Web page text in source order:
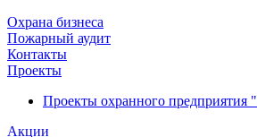
Охрана бизнеса
Пожарный аудит
Контакты
Проекты
Проекты охранного предприятия
Акции